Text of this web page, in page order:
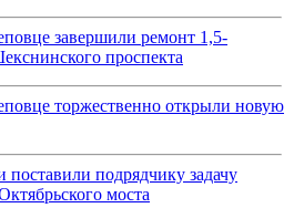
завершили ремонт 1,5-
проспекта
торжественно открыли новую
поставили подрядчику задачу
моста